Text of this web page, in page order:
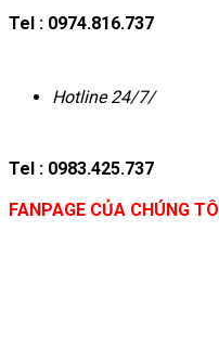
Tel : 0974.816.737
Hotline 24/7/
Tel : 0983.425.737
FANPAGE CỦA CHÚNG TÔI